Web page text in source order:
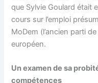
que Sylvie Goulard était
cours sur l’emploi
MoDem (l’ancien parti
européen.
Un examen de sa
compétences